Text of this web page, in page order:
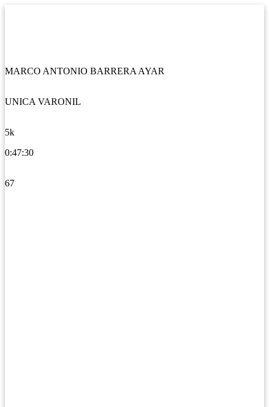
MARCO ANTONIO BARRERA AYAR
UNICA VARONIL
5k
0:47:30
67